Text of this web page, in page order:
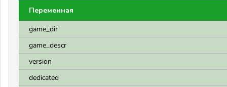
Переменная
game_dir
game_descr
version
dedicated